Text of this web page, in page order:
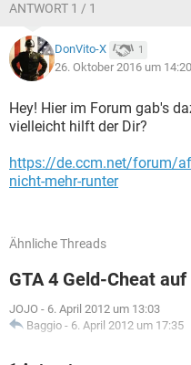
ANTWORT 1 / 1
DonVito-X 1
26. Oktober 2016 um 14:20
Hey! Hier im Forum gab's
vielleicht hilft der Dir?
https://de.ccm.net/forum/
nicht-mehr-runter
Ähnliche Threads
GTA 4 Geld-Cheat auf
JOJO - 6. April 2012 um 13:03
Baggio - 6. April 2012 um 17:35